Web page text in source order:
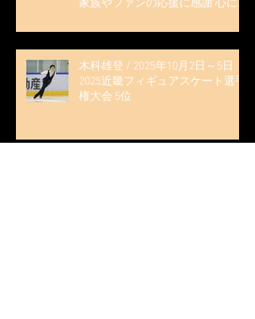
家族やファンの応援に感謝 心に響
見に来て」』
木科雄登 / 2025年10月2日～5日
2025近畿フィギュアスケート選手
権大会 5位